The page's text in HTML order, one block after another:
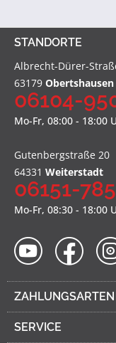
STANDORTE
Albrecht-Dürer-
63179 Obertshausen
06104-
Mo-Fr, 08:00 - 18:00
Gutenbergstraße 20
64331 Weiterstadt
06151-
Mo-Fr, 08:30 - 18:00
ZAHLUNGSARTEN
SERVICE